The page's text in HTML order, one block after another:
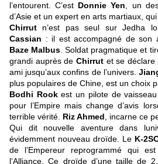
l’entourent. C’est Donnie Yen , un
d’Asie et un expert en arts martiaux, qui
Chirrut n’est pas seul sur Jedha
Cassian : il est accompagné de son
Baze Malbus . Soldat pragmatique et
grandi auprès de Chirrutet se déclare
ami jusqu’aux confins de l’univers.
plus populaires de Chine, est un choix
Bodhi Rookest un pilote de
pour l’Empire mais change d’avis
terrible vérité. Riz Ahmed , incarne ce
Qui dit nouvelle aventure dans
évidemment nouveau droïde. Le K-
de l’Empereur reprogrammé qui
l’Alliance. Ce droïde d’une taille de